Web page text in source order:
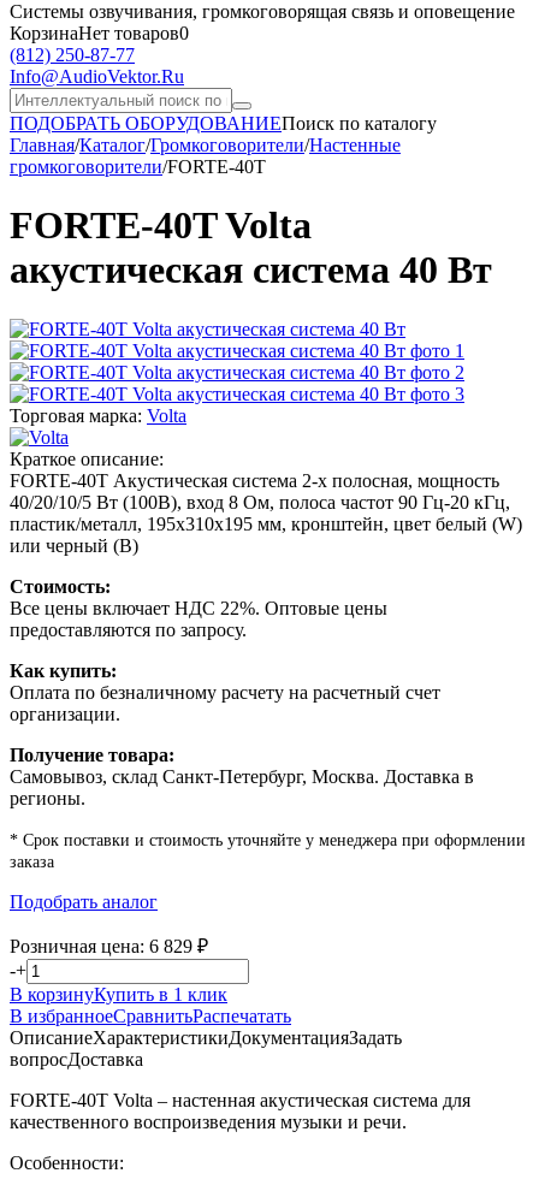
Системы озвучивания, громкоговорящая связь и оповещение
КорзинаНет товаров0
(812) 250-87-77
Info@AudioVektor.Ru
ПОДОБРАТЬ ОБОРУДОВАНИЕПоиск по каталогу
Главная/Каталог/Громкоговорители/Настенные
громкоговорители/FORTE-40T
FORTE-40T Volta
акустическая система 40 Вт
Торговая марка: Volta
Краткое описание:
FORTE-40T Акустическая система 2-х полосная, мощность
40/20/10/5 Вт (100В), вход 8 Ом, полоса частот 90 Гц-20 кГц,
пластик/металл, 195х310х195 мм, кронштейн, цвет белый (W)
или черный (B)
Стоимость:
Все цены включает НДС 22%. Оптовые цены
предоставляются по запросу.
Как купить:
Оплата по безналичному расчету на расчетный счет
организации.
Получение товара:
Самовывоз, склад Санкт-Петербург, Москва. Доставка в
регионы.
* Срок поставки и стоимость уточняйте у менеджера при оформлении
заказа
Подобрать аналог
Розничная цена: 6 829 ₽
-+
В корзинуКупить в 1 клик
В избранноеСравнитьРаспечатать
ОписаниеХарактеристикиДокументацияЗадать
вопросДоставка
FORTE-40T Volta – настенная акустическая система для
качественного воспроизведения музыки и речи.
Особенности: